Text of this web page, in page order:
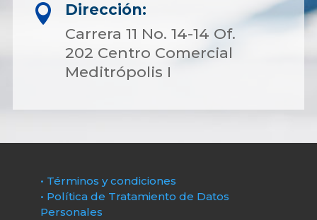

Dirección:
Carrera 11 No. 14-14 Of.
202 Centro Comercial
Meditrópolis I
• Términos y condiciones
• Política de Tratamiento de Datos
Personales